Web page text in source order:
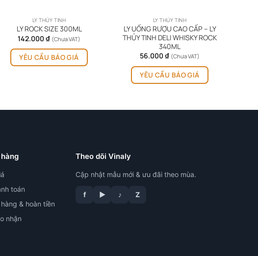
LY THỦY TINH
LY ROCK SIZE 300ML
142.000 ₫ (Chưa VAT)
YÊU CẦU BÁO GIÁ
LY THỦY TINH
LY UỐNG RƯỢU CAO CẤP – LY
THỦY TINH DELI WHISKY ROCK
340ML
56.000 ₫ (Chưa VAT)
YÊU CẦU BÁO GIÁ
toán
& hoàn tiền
nhận
Theo dõi Vinaly
Cập nhật mẫu mới & ưu đãi theo mùa.
f ▶ ♪ Z